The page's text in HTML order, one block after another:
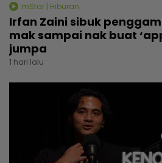
mStar | Hiburan
Irfan Zaini sibuk
mak sampai nak buat
jumpa
1 hari lalu